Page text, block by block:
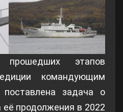
прошедших этапов
командующим
задача о
её продолжения в 2022